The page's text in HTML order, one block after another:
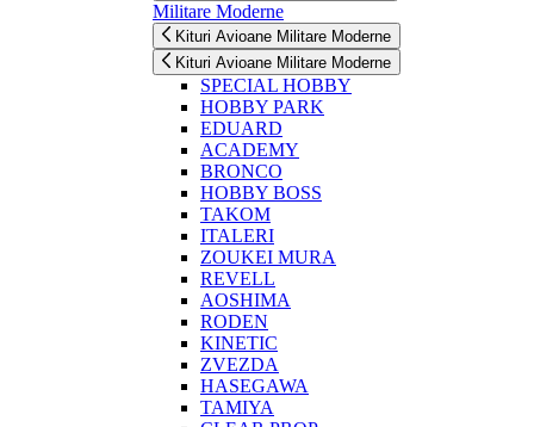
Militare Moderne
Kituri Avioane Militare Moderne
Kituri Avioane Militare Moderne
SPECIAL HOBBY
HOBBY PARK
EDUARD
ACADEMY
BRONCO
HOBBY BOSS
TAKOM
ITALERI
ZOUKEI MURA
REVELL
AOSHIMA
RODEN
KINETIC
ZVEZDA
HASEGAWA
TAMIYA